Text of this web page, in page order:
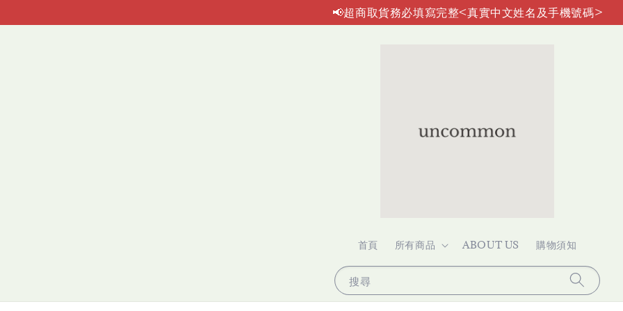
📢超商取貨務必填寫完整<真實中文姓名及手機號碼>
搜尋
首頁 所有商品 ABOUT US 購物須知